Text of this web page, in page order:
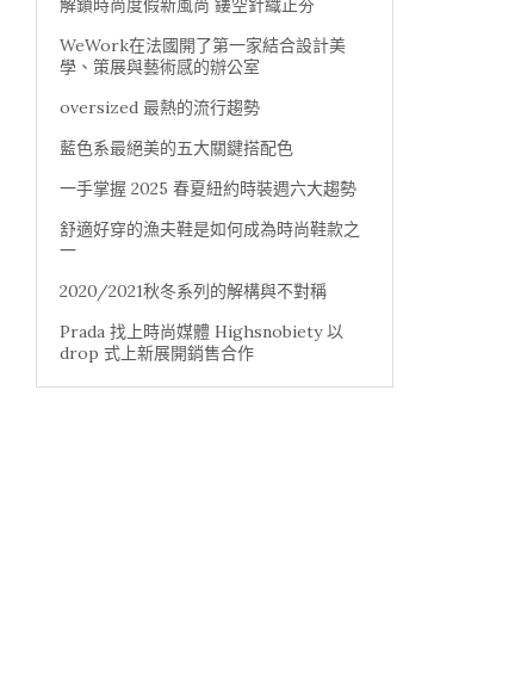
解鎖時尚度假新風尚 鏤空針織正夯
WeWork在法國開了第一家結合設計美
學、策展與藝術感的辦公室
oversized 最熱的流行趨勢
藍色系最絕美的五大關鍵搭配色
一手掌握 2025 春夏紐約時裝週六大趨勢
舒適好穿的漁夫鞋是如何成為時尚鞋款之
一
2020/2021秋冬系列的解構與不對稱
Prada 找上時尚媒體 Highsnobiety 以
drop 式上新展開銷售合作